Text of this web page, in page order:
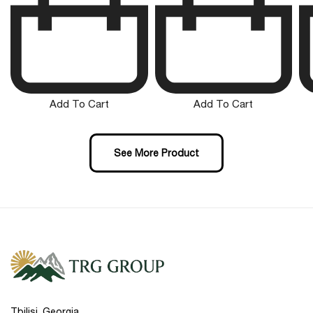
Add To Cart Add To Cart
See More Product